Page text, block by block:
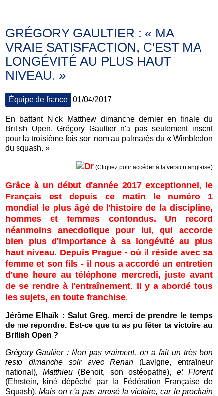
GRÉGORY GAULTIER : « MA
VRAIE SATISFACTION, C'EST MA
LONGÉVITÉ AU PLUS HAUT
NIVEAU. »
Équipe de france 01/04/2017
En battant Nick Matthew dimanche dernier en finale du
British Open, Grégory Gaultier n'a pas seulement inscrit
pour la troisième fois son nom au palmarès du « Wimbledon
du squash. »
(Cliquez pour accéder à la version anglaise)
Grâce à un début d'année 2017 exceptionnel, le
Français est depuis ce matin le numéro 1
mondial le plus âgé de l'histoire de la discipline,
hommes et femmes confondus. Un record
néanmoins anecdotique pour lui, qui accorde
bien plus d'importance à sa longévité au plus
haut niveau. Depuis Prague - où il réside avec sa
femme et son fils - il nous a accordé un entretien
d'une heure au téléphone mercredi, juste avant
de se rendre à l'entraînement. Il y a abordé tous
les sujets, en toute franchise.
Jérôme Elhaïk : Salut Greg, merci de prendre le temps
de me répondre. Est-ce que tu as pu fêter ta victoire au
British Open ?
Grégory Gaultier : Non pas vraiment, on a fait un très bon
resto dimanche soir avec Renan(Lavigne, entraîneur
national),Matthieu (Benoit, son ostéopathe), et Florent
(Ehrstein, kiné dépêché par la Fédération Française de
Squash). Mais on n'a pas arrosé la victoire, car le prochain